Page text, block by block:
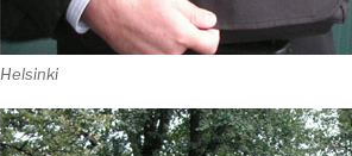
Helsinki